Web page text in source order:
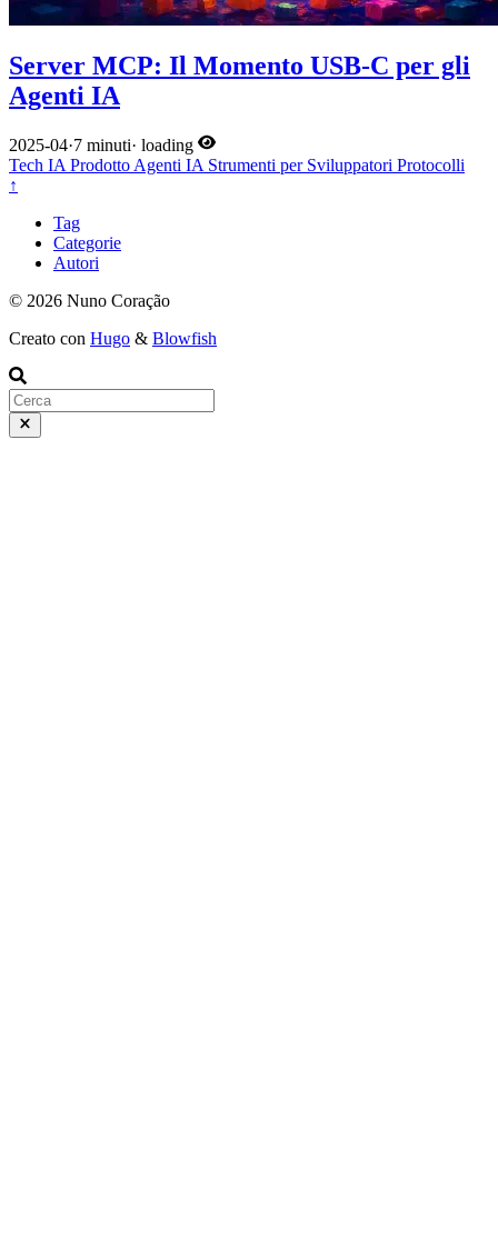
Server MCP: Il Momento USB-C per gli
Agenti IA
2025-04·7 minuti· loading
Tech IA Prodotto Agenti IA Strumenti per Sviluppatori Protocolli
↑
Tag
Categorie
Autori
© 2026 Nuno Coração
Creato con Hugo & Blowfish